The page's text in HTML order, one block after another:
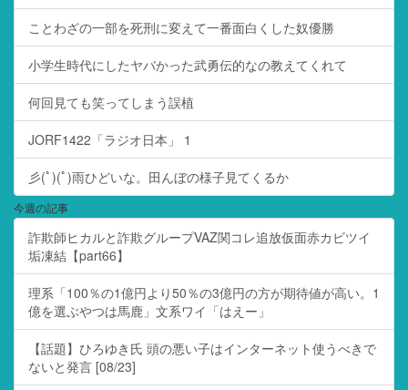
ことわざの一部を死刑に変えて一番面白くした奴優勝
小学生時代にしたヤバかった武勇伝的なの教えてくれて
何回見ても笑ってしまう誤植
JORF1422「ラジオ日本」 1
彡(ﾟ)(ﾟ)雨ひどいな。田んぼの様子見てくるか
今週の記事
詐欺師ヒカルと詐欺グループVAZ関コレ追放仮面赤カビツイ
垢凍結【part66】
理系「100％の1億円より50％の3億円の方が期待値が高い。1
億を選ぶやつは馬鹿」文系ワイ「はえー」
【話題】ひろゆき氏 頭の悪い子はインターネット使うべきで
ないと発言 [08/23]